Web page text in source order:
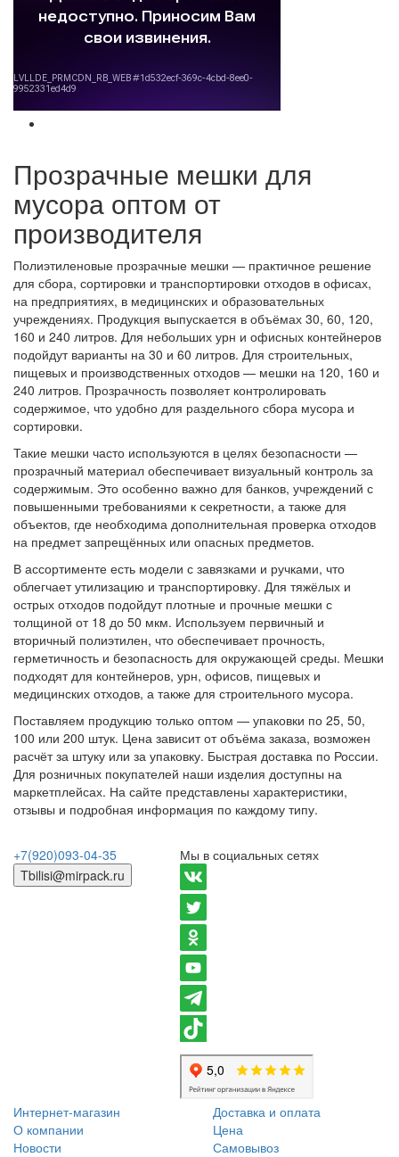
Прозрачные мешки для
мусора оптом от
производителя
Полиэтиленовые прозрачные мешки — практичное решение
для сбора, сортировки и транспортировки отходов в офисах,
на предприятиях, в медицинских и образовательных
учреждениях. Продукция выпускается в объёмах 30, 60, 120,
160 и 240 литров. Для небольших урн и офисных контейнеров
подойдут варианты на 30 и 60 литров. Для строительных,
пищевых и производственных отходов — мешки на 120, 160 и
240 литров. Прозрачность позволяет контролировать
содержимое, что удобно для раздельного сбора мусора и
сортировки.
Такие мешки часто используются в целях безопасности —
прозрачный материал обеспечивает визуальный контроль за
содержимым. Это особенно важно для банков, учреждений с
повышенными требованиями к секретности, а также для
объектов, где необходима дополнительная проверка отходов
на предмет запрещённых или опасных предметов.
В ассортименте есть модели с завязками и ручками, что
облегчает утилизацию и транспортировку. Для тяжёлых и
острых отходов подойдут плотные и прочные мешки с
толщиной от 18 до 50 мкм. Используем первичный и
вторичный полиэтилен, что обеспечивает прочность,
герметичность и безопасность для окружающей среды. Мешки
подходят для контейнеров, урн, офисов, пищевых и
медицинских отходов, а также для строительного мусора.
Поставляем продукцию только оптом — упаковки по 25, 50,
100 или 200 штук. Цена зависит от объёма заказа, возможен
расчёт за штуку или за упаковку. Быстрая доставка по России.
Для розничных покупателей наши изделия доступны на
маркетплейсах. На сайте представлены характеристики,
отзывы и подробная информация по каждому типу.
+7(920)093-04-35
Tbilisi@mirpack.ru
Мы в социальных сетях
Интернет-магазин
О компании
Новости
Доставка и оплата
Цена
Самовывоз